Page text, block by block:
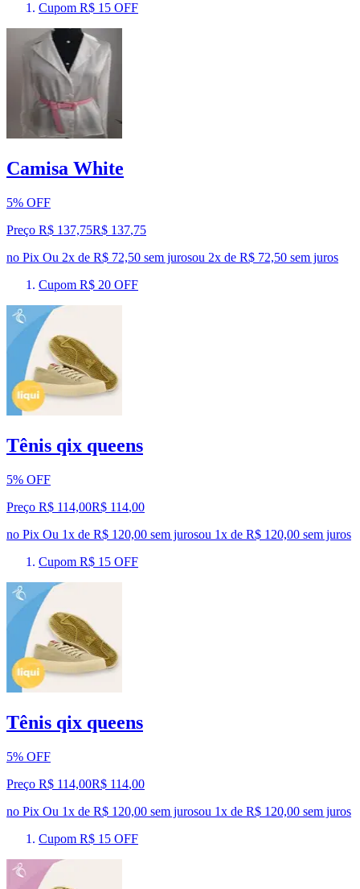
Cupom R$ 15 OFF
Camisa White
5% OFF
Preço R$ 137,75R$ 137,75
no Pix Ou 2x de R$ 72,50 sem jurosou 2x de R$ 72,50 sem juros
Cupom R$ 20 OFF
Tênis qix queens
5% OFF
Preço R$ 114,00R$ 114,00
no Pix Ou 1x de R$ 120,00 sem jurosou 1x de R$ 120,00 sem juros
Cupom R$ 15 OFF
Tênis qix queens
5% OFF
Preço R$ 114,00R$ 114,00
no Pix Ou 1x de R$ 120,00 sem jurosou 1x de R$ 120,00 sem juros
Cupom R$ 15 OFF